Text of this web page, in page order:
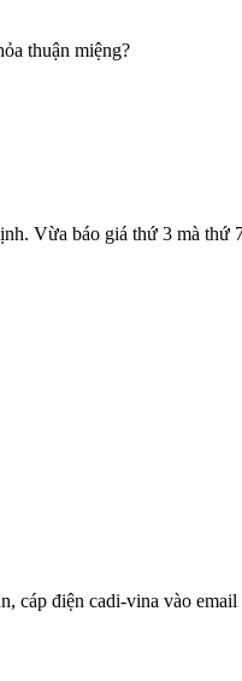
thuận miệng?
Vừa báo giá thứ 3 mà thứ
cáp điện cadi-vina vào